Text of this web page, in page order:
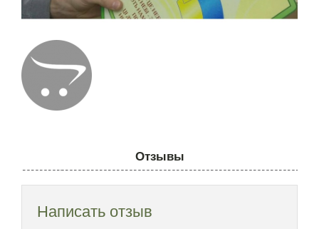
Отзывы
Написать отзыв